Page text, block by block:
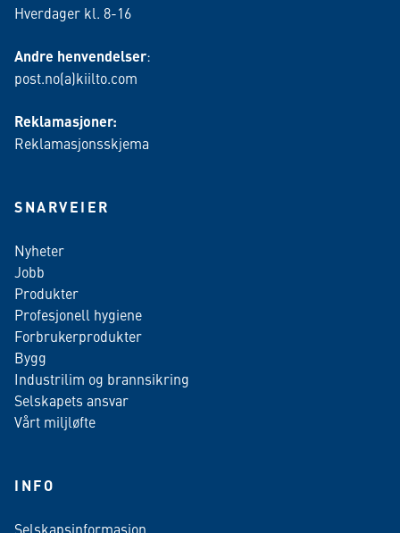
Hverdager kl. 8-16
Andre henvendelser:
post.no(a)kiilto.com
Reklamasjoner:
Reklamasjonsskjema
SNARVEIER
Nyheter
Jobb
Produkter
Profesjonell hygiene
Forbrukerprodukter
Bygg
Industrilim og brannsikring
Selskapets ansvar
Vårt miljløfte
INFO
Selskapsinformasjon